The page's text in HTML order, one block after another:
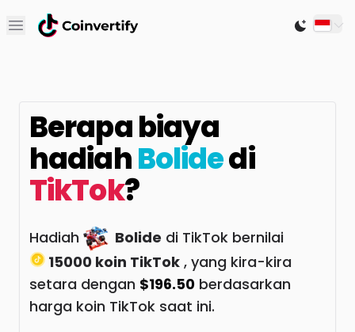
Open main menu Switch
Berapa biaya
hadiahBolidedi
TikTok?
Hadiah Bolide di TikTok bernilai
15000 koin TikTok , yang kira-kira
setara dengan $196.50 berdasarkan
harga koin TikTok saat ini.